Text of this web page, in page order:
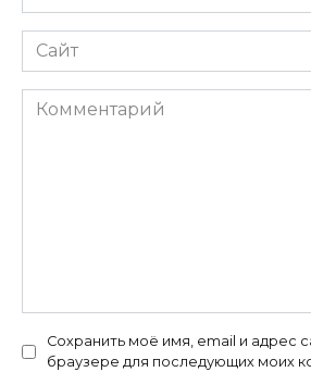
*
Сайт
Комментарий
Сохранить моё имя, email и адрес
браузере для последующих моих